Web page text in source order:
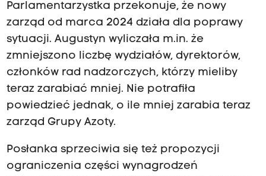
Parlamentarzystka przekonuje, że nowy
zarząd od marca 2024 działa dla poprawy
sytuacji. Augustyn wyliczała m.in. że
zmniejszono liczbę wydziałów, dyrektorów,
członków rad nadzorczych, którzy mieliby
teraz zarabiać mniej. Nie potrafiła
powiedzieć jednak, o ile mniej zarabia teraz
zarząd Grupy Azoty.
Posłanka sprzeciwia się też propozycji
ograniczenia części wynagrodzeń